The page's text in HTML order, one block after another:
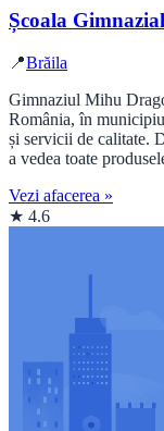
Școala
📍Brăila
Gimnaziul Mihu
România, în
și servicii de calitate.
a vedea toate
Vezi afacerea »
★ 4.6